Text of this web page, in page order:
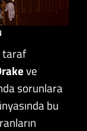
taraf
ve
sorunlara
bu